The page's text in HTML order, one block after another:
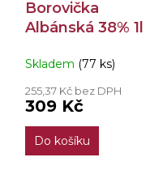
Borovička
Albánská 38% 1l
Skladem (77 ks)
255,37 Kč bez DPH
309 Kč
Do košíku